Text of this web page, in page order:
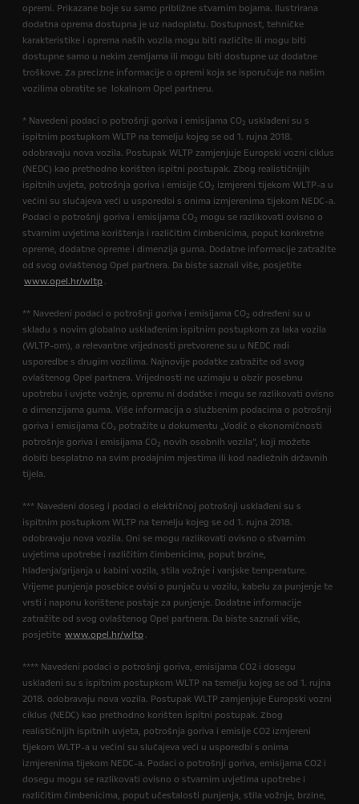
opremi. Prikazane boje su samo približne stvarnim bojama. Ilustrirana
dodatna oprema dostupna je uz nadoplatu. Dostupnost, tehničke
karakteristike i oprema naših vozila mogu biti različite ili mogu biti
dostupne samo u nekim zemljama ili mogu biti dostupne uz dodatne
troškove. Za precizne informacije o opremi koja se isporučuje na našim
vozilima obratite se lokalnom Opel partneru.
* Navedeni podaci o potrošnji goriva i emisijama CO2 usklađeni su s
ispitnim postupkom WLTP na temelju kojeg se od 1. rujna 2018.
odobravaju nova vozila. Postupak WLTP zamjenjuje Europski vozni ciklus
(NEDC) kao prethodno korišten ispitni postupak. Zbog realističnijih
ispitnih uvjeta, potrošnja goriva i emisije CO2 izmjereni tijekom WLTP-a u
većini su slučajeva veći u usporedbi s onima izmjerenima tijekom NEDC-a.
Podaci o potrošnji goriva i emisijama CO2 mogu se razlikovati ovisno o
stvarnim uvjetima korištenja i različitim čimbenicima, poput konkretne
opreme, dodatne opreme i dimenzija guma. Dodatne informacije zatražite
od svog ovlaštenog Opel partnera. Da biste saznali više, posjetite
www.opel.hr/wltp .
** Navedeni podaci o potrošnji goriva i emisijama CO2 određeni su u
skladu s novim globalno usklađenim ispitnim postupkom za laka vozila
(WLTP-om), a relevantne vrijednosti pretvorene su u NEDC radi
usporedbe s drugim vozilima. Najnovije podatke zatražite od svog
ovlaštenog Opel partnera. Vrijednosti ne uzimaju u obzir posebnu
upotrebu i uvjete vožnje, opremu ni dodatke i mogu se razlikovati ovisno
o dimenzijama guma. Više informacija o službenim podacima o potrošnji
goriva i emisijama CO₂ potražite u dokumentu „Vodič o ekonomičnosti
potrošnje goriva i emisijama CO2 novih osobnih vozila”, koji možete
dobiti besplatno na svim prodajnim mjestima ili kod nadležnih državnih
tijela.
*** Navedeni doseg i podaci o električnoj potrošnji usklađeni su s
ispitnim postupkom WLTP na temelju kojeg se od 1. rujna 2018.
odobravaju nova vozila. Oni se mogu razlikovati ovisno o stvarnim
uvjetima upotrebe i različitim čimbenicima, poput brzine,
hlađenja/grijanja u kabini vozila, stila vožnje i vanjske temperature.
Vrijeme punjenja posebice ovisi o punjaču u vozilu, kabelu za punjenje te
vrsti i naponu korištene postaje za punjenje. Dodatne informacije
zatražite od svog ovlaštenog Opel partnera. Da biste saznali više,
posjetite www.opel.hr/wltp .
**** Navedeni podaci o potrošnji goriva, emisijama CO2 i dosegu
usklađeni su s ispitnim postupkom WLTP na temelju kojeg se od 1. rujna
2018. odobravaju nova vozila. Postupak WLTP zamjenjuje Europski vozni
ciklus (NEDC) kao prethodno korišten ispitni postupak. Zbog
realističnijih ispitnih uvjeta, potrošnja goriva i emisije CO2 izmjereni
tijekom WLTP-a u većini su slučajeva veći u usporedbi s onima
izmjerenima tijekom NEDC-a. Podaci o potrošnji goriva, emisijama CO2 i
dosegu mogu se razlikovati ovisno o stvarnim uvjetima upotrebe i
različitim čimbenicima, poput učestalosti punjenja, stila vožnje, brzine,